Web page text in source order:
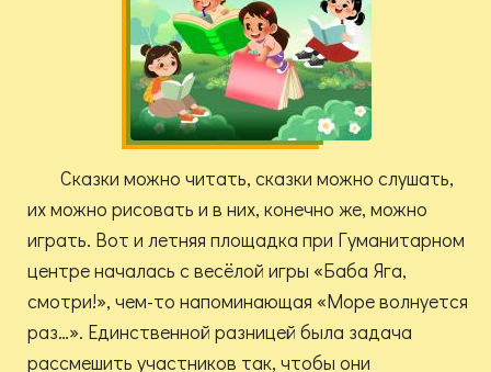
Сказки можно читать, сказки можно слушать,
их можно рисовать и в них, конечно же, можно
играть. Вот и летняя площадка при Гуманитарном
центре началась с весёлой игры «Баба Яга,
смотри!», чем-то напоминающая «Море волнуется
раз…». Единственной разницей была задача
рассмешить участников так, чтобы они